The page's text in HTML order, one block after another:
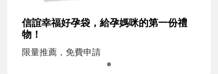
信誼幸福好孕袋，給孕媽咪的第一份禮
物！
限量推薦，免費申請